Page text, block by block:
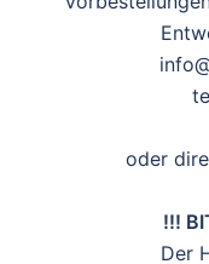
oder
!!!
Der